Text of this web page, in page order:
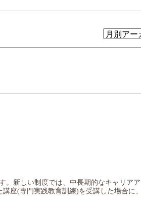
。新しい制度では、中長期的なキャリア
講座(専門実践教育訓練)を受講した場合に